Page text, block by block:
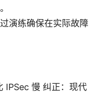
演练确保在实际故障
IPSec 慢 纠正：现代